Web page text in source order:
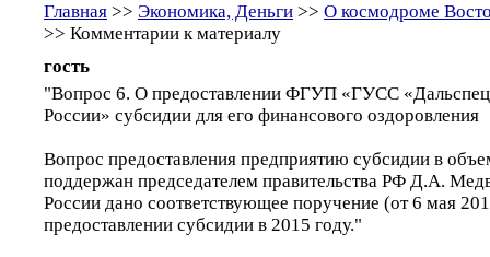
Главная >> Экономика, Деньги >> О космодроме
>> Комментарии к материалу
гость
"Вопрос 6. О предоставлении ФГУП «ГУСС
России» субсидии для его финансового оздоровления
Вопрос предоставления предприятию субсидии в
поддержан председателем правительства РФ Д.А.
России дано соответствующее поручение (от 6 мая
предоставлении субсидии в 2015 году."